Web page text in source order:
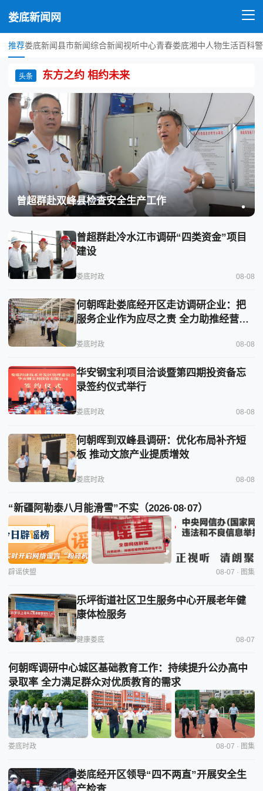
娄底新闻网
推荐娄底新闻县市新闻综合新闻视听中心青春娄底湘中人物生活百科
头条 东方之约 相约未来
曾超群赴双峰县检查安全生产工作
曾超群赴冷水江市调研“四类资金”项目
建设
娄底时政 08-08
何朝晖赴娄底经开区走访调研企业：把
服务企业作为应尽之责 全力助推经营主
娄底时政 08-08
华安钢宝利项目洽谈暨第四期投资备忘
录签约仪式举行
娄底时政 08-08
何朝晖到双峰县调研：优化布局补齐短
板 推动文旅产业提质增效
娄底时政 08-08
“新疆阿勒泰八月能滑雪”不实（2026·08·07）
辟谣侠盟 08-07 · 图集
乐坪街道社区卫生服务中心开展老年健
康体检服务
健康娄底 08-07
何朝晖调研中心城区基础教育工作：持续提升公办高中
录取率 全力满足群众对优质教育的需求
娄底时政 08-07 · 图集
娄底经开区领导“四不两直”开展安全生